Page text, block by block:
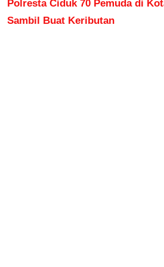
Polresta Ciduk 70 Pemuda di
Sambil Buat Keributan